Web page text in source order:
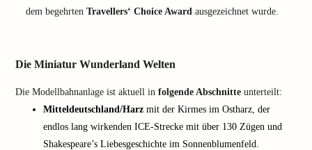
dem begehrten Travellers‘ Choice Award ausgezeichnet wurde.
Die Miniatur Wunderland Welten
Die Modellbahnanlage ist aktuell in folgende Abschnitte unterteilt:
Mitteldeutschland/Harz mit der Kirmes im Ostharz, der
endlos lang wirkenden ICE-Strecke mit über 130 Zügen und
Shakespeare’s Liebesgeschichte im Sonnenblumenfeld.